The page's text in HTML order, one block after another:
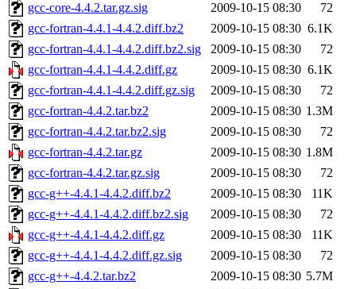
gcc-core-4.4.2.tar.gz.sig
2009-10-15 08:30
72
gcc-fortran-4.4.1-4.4.2.diff.bz2
2009-10-15 08:30 6.1K
gcc-fortran-4.4.1-4.4.2.diff.bz2.sig
2009-10-15 08:30
72
gcc-fortran-4.4.1-4.4.2.diff.gz
2009-10-15 08:30 6.1K
gcc-fortran-4.4.1-4.4.2.diff.gz.sig
2009-10-15 08:30
72
gcc-fortran-4.4.2.tar.bz2
2009-10-15 08:30 1.3M
gcc-fortran-4.4.2.tar.bz2.sig
2009-10-15 08:30
72
gcc-fortran-4.4.2.tar.gz
2009-10-15 08:30 1.8M
gcc-fortran-4.4.2.tar.gz.sig
2009-10-15 08:30
72
gcc-g++-4.4.1-4.4.2.diff.bz2
2009-10-15 08:30
11K
gcc-g++-4.4.1-4.4.2.diff.bz2.sig
2009-10-15 08:30
72
gcc-g++-4.4.1-4.4.2.diff.gz
2009-10-15 08:30
11K
gcc-g++-4.4.1-4.4.2.diff.gz.sig
2009-10-15 08:30
72
gcc-g++-4.4.2.tar.bz2
2009-10-15 08:30 5.7M